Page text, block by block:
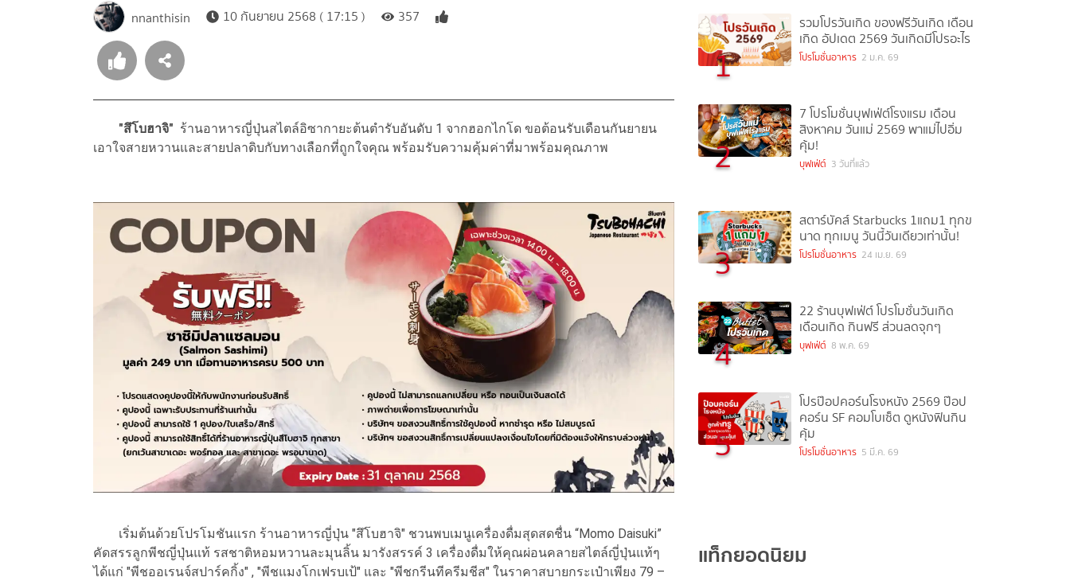
nnanthisin 10 กันยายน 2568 ( 17:15 ) 357
"สึโบฮาจิ" ร้านอาหารญี่ปุ่นสไตล์อิซากายะต้นตำรับอันดับ 1 จากฮอกไกโด ขอต้อนรับเดือนกันยายน
เอาใจสายหวานและสายปลาดิบกับทางเลือกที่ถูกใจคุณ พร้อมรับความคุ้มค่าที่มาพร้อมคุณภาพ
เริ่มต้นด้วยโปรโมชันแรก ร้านอาหารญี่ปุ่น "สึโบฮาจิ" ชวนพบเมนูเครื่องดื่มสุดสดชื่น “Momo Daisuki”
คัดสรรลูกพีชญี่ปุ่นแท้ รสชาติหอมหวานละมุนลิ้น มารังสรรค์ 3 เครื่องดื่มให้คุณผ่อนคลายสไตล์ญี่ปุ่นแท้ๆ
ได้แก่ "พีชออเรนจ์สปาร์คกิ้ง" , "พีชแมงโกเฟรบเป้" และ "พีชกรีนทีครีมชีส" ในราคาสบายกระเป๋าเพียง 79 –
1
รวมโปรวันเกิด ของฟรีวันเกิด เดือน
เกิด อัปเดต 2569 วันเกิดมีโปรอะไร
โปรโมชั่นอาหาร 2 ม.ค. 69
2
7 โปรโมชั่นบุฟเฟ่ต์โรงแรม เดือน
สิงหาคม วันแม่ 2569 พาแม่ไปอิ่ม
คุ้ม!
บุฟเฟ่ต์ 3 วันที่แล้ว
3
สตาร์บัคส์ Starbucks 1แถม1 ทุกข
นาด ทุกเมนู วันนี้วันเดียวเท่านั้น!
โปรโมชั่นอาหาร 24 เม.ย. 69
4
22 ร้านบุฟเฟ่ต์ โปรโมชั่นวันเกิด
เดือนเกิด กินฟรี ส่วนลดจุกๆ
บุฟเฟ่ต์ 8 พ.ค. 69
5
โปรป๊อปคอร์นโรงหนัง 2569 ป๊อป
คอร์น SF คอมโบเซ็ต ดูหนังฟินกิน
คุ้ม
โปรโมชั่นอาหาร 5 มี.ค. 69
แท็กยอดนิยม